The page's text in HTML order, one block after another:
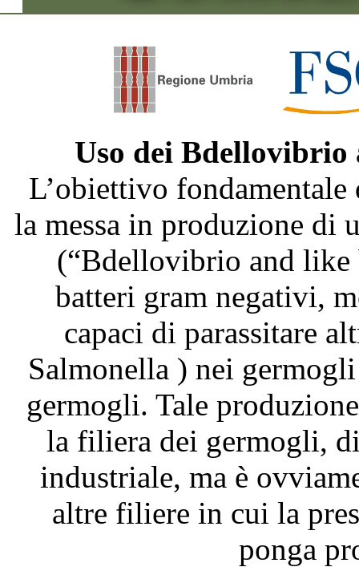
Uso dei
L’obiettivo fondamentale
la messa in produzione di
(“Bdellovibrio and like
batteri gram negativi,
capaci di parassitare
Salmonella ) nei
germogli. Tale
la filiera dei germogli,
industriale, ma è
altre filiere in cui la
ponga